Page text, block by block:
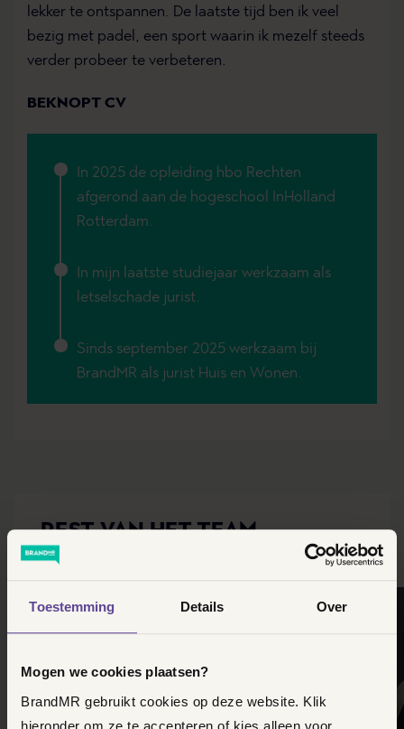
Toestemming Details Over
Mogen we cookies plaatsen?
BrandMR gebruikt cookies op deze website. Klik
lekker te ontspannen. De laatste tijd ben ik veel
bezig met padel, een sport waarin ik mezelf steeds
verder probeer te verbeteren.
BEKNOPT CV
In 2025 de opleiding hbo Rechten
afgerond aan de hogeschool InHolland
Rotterdam.
In mijn laatste studiejaar werkzaam als
letselschade jurist.
Sinds september 2025 werkzaam bij
BrandMR als jurist Huis en Wonen.
REST VAN HET TEAM
Simone werkt in het team Huis en Wonen